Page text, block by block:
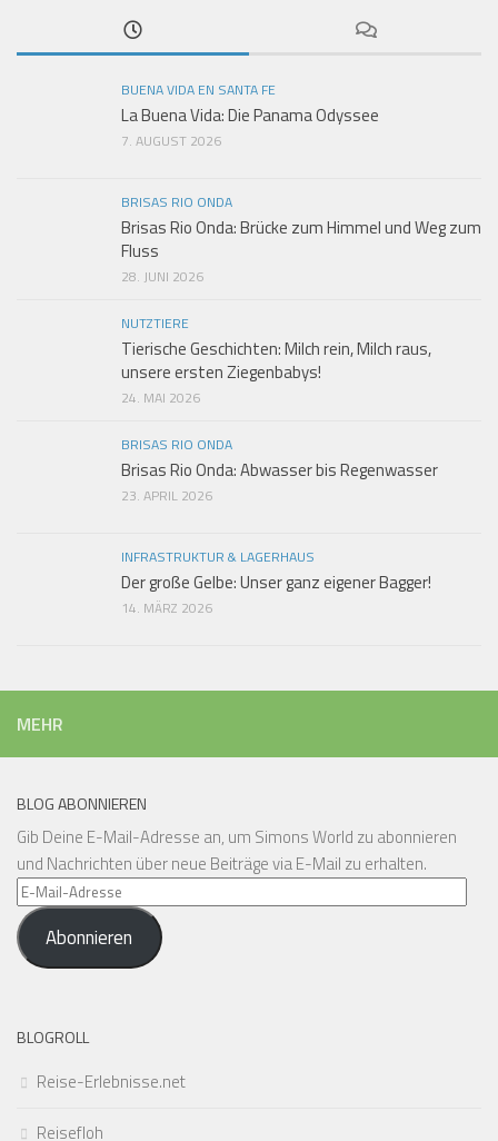
BUENA VIDA EN SANTA FE
La Buena Vida: Die Panama Odyssee
7. AUGUST 2026
BRISAS RIO ONDA
Brisas Rio Onda: Brücke zum Himmel und Weg zum
Fluss
28. JUNI 2026
NUTZTIERE
Tierische Geschichten: Milch rein, Milch raus,
unsere ersten Ziegenbabys!
24. MAI 2026
BRISAS RIO ONDA
Brisas Rio Onda: Abwasser bis Regenwasser
23. APRIL 2026
INFRASTRUKTUR & LAGERHAUS
Der große Gelbe: Unser ganz eigener Bagger!
14. MÄRZ 2026
MEHR
BLOG ABONNIEREN
Gib Deine E-Mail-Adresse an, um Simons World zu abonnieren
und Nachrichten über neue Beiträge via E-Mail zu erhalten.
E-
Mail-
AdresseAbonnieren
BLOGROLL
Reise-Erlebnisse.net
Reisefloh